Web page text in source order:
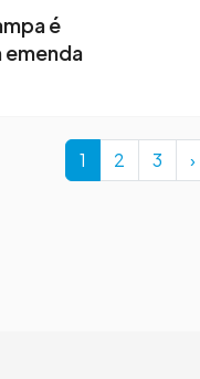
é
Current Page
1 Page
2 Page
3 ›